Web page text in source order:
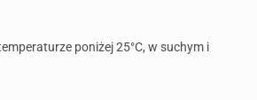
poniżej 25°C, w suchym i